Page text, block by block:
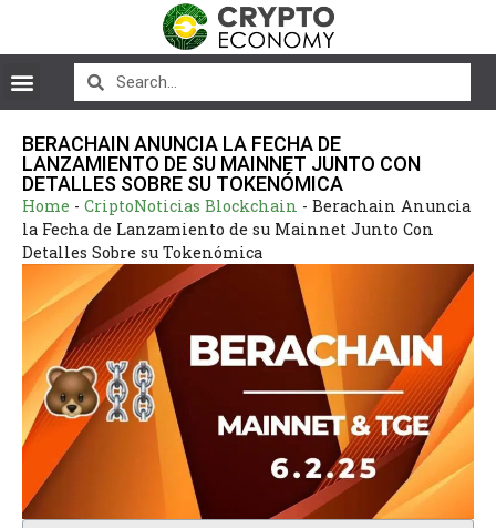
BERACHAIN ANUNCIA LA FECHA DE
LANZAMIENTO DE SU MAINNET JUNTO CON
DETALLES SOBRE SU TOKENÓMICA
Home - CriptoNoticias Blockchain - Berachain Anuncia
la Fecha de Lanzamiento de su Mainnet Junto Con
Detalles Sobre su Tokenómica